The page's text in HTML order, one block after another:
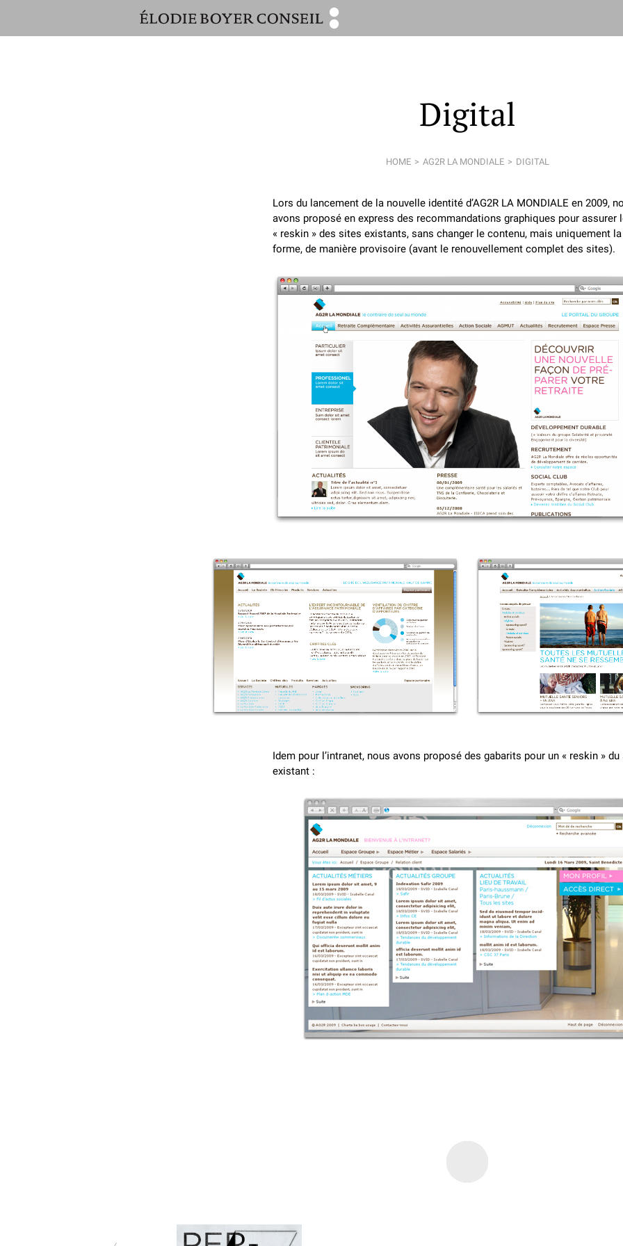
ÉLODIE
BOYER
Digital
HOME AG2R LA MONDIALE DIGITAL
Lors du lancement de la nouvelle identité d’AG2R LA MONDIALE en 2009,
avons proposé en express des recommandations graphiques pour assurer
« reskin » des sites existants, sans changer le contenu, mais uniquement
forme, de manière provisoire (avant le renouvellement complet des sites).
Idem pour l’intranet, nous avons proposé des gabarits pour un « reskin »
existant :